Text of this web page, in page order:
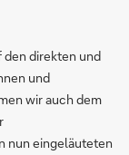
den direkten und
und
wir auch dem
nun eingeläuteten